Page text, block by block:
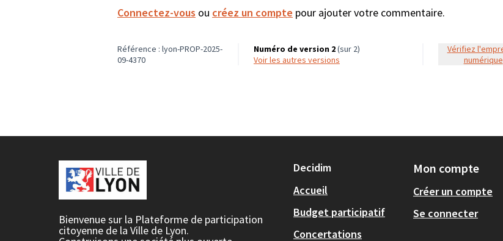
Connectez-vous ou créez un compte pour ajouter votre commentaire.
Référence : lyon-PROP-2025-
09-4370
Numéro de version 2(sur 2)
voir les autres versions
Vérifiez l'empreinte
numérique
Bienvenue sur la Plateforme de participation
citoyenne de la Ville de Lyon.
Decidim
Accueil
Budget participatif
Concertations
Mon compte
Créer un compte
Se connecter